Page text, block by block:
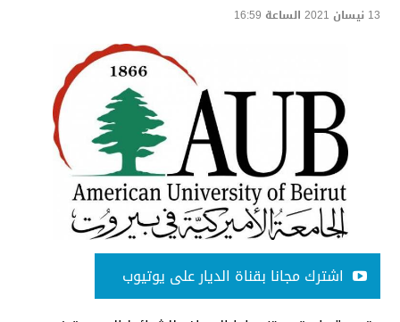
13 نيسان 2021 الساعة 16:59
اشترك مجانا بقناة الديار على يوتيوب